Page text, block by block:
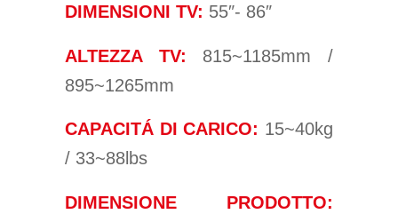
DIMENSIONI TV: 55″- 86″
ALTEZZA TV: 815~1185mm /
895~1265mm
CAPACITÁ DI CARICO: 15~40kg
/ 33~88lbs
DIMENSIONE PRODOTTO: